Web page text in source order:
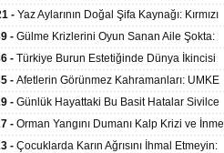
Ünitesi Hastalara Umut Oluyor
- Yaz Aylarının Doğal Şifa Kaynağı: Kırmızı
Bağışıklığı ve Kalbi Koruyor
- Gülme Krizlerini Oyun Sanan Aile Şokta:
Çocuk 8 Kez Felç Geçirdi
- Türkiye Burun Estetiğinde Dünya İkincisi
- Afetlerin Görünmez Kahramanları: UMKE
Görev Başında
- Günlük Hayattaki Bu Basit Hatalar Sivilce
Tetikliyor
- Orman Yangını Dumanı Kalp Krizi ve İnme
Artırıyor
- Çocuklarda Karın Ağrısını İhmal Etmeyin: